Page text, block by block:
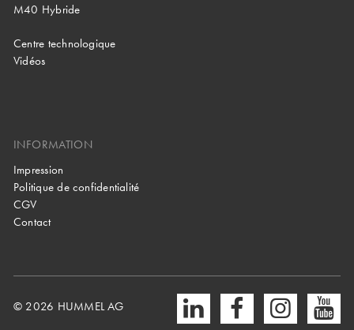
M40 Hybride
Centre technologique
Vidéos
INFORMATION
Impression
Politique de confidentialité
CGV
Contact
© 2026 HUMMEL AG